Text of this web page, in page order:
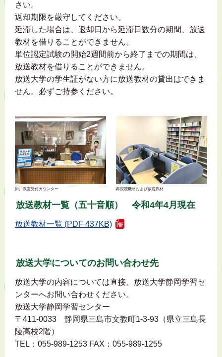
さい。
返却期限を厳守してください。
延滞した場合は、返却日から延滞日数分の期間、放送
教材を借りることができません。
単位認定試験の開始2週間前から終了までの期間は、
放送教材を借りることができません。
放送大学の学生証がない方に放送教材の貸出はできま
せん。必ずご持参ください。
掛川教室受付カウンター 再視聴機材および放送教材
放送教材一覧（五十音順） 令和4年4月現在
放送教材一覧 (PDF 437KB)
放送大学についてのお問い合わせ先
放送大学の内容については直接、放送大学静岡学習セ
ンターへお問い合わせください。
放送大学静岡学習センター
〒411-0033 静岡県三島市文教町1-3-93（県立三島長
陵高校2階）
TEL：055-989-1253 FAX：055-989-1255